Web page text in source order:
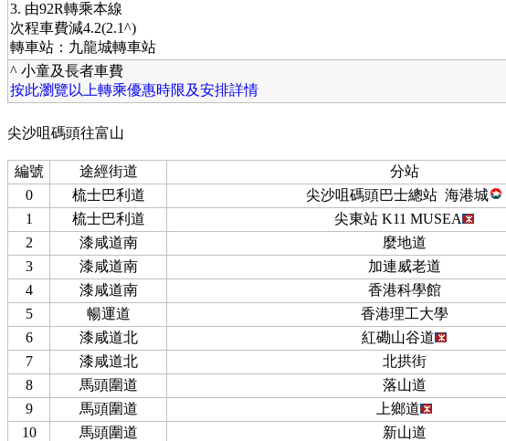
3. 由92R轉乘本線
次程車費減4.2(2.1^)
轉車站：九龍城轉車站
^ 小童及長者車費
按此瀏覽以上轉乘優惠時限及安排詳情
尖沙咀碼頭往富山
編號 途經街道 分站
0
梳士巴利道 尖沙咀碼頭巴士總站 海港城
1
梳士巴利道 尖東站 K11 MUSEA
2
漆咸道南 麼地道
3
漆咸道南 加連威老道
4
漆咸道南 香港科學館
5
暢運道 香港理工大學
6
漆咸道北 紅磡山谷道
7
漆咸道北 北拱街
8
馬頭圍道 落山道
9
馬頭圍道 上鄉道
10
馬頭圍道 新山道